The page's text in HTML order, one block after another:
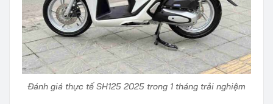
Đánh giá thực tế SH125 2025 trong 1 tháng trải nghiệm